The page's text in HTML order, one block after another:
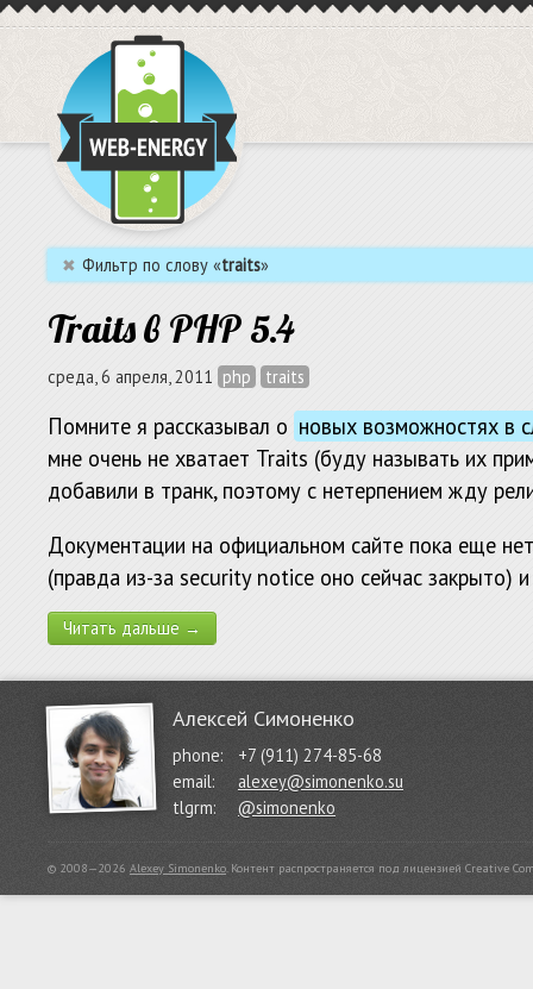
✖ Фильтр по слову «traits»
Traits в PHP 5.4
среда, 6 апреля, 2011 php traits
Помните я рассказывал о новых возможностях в
мне очень не хватает Traits (буду называть их
добавили в транк, поэтому с нетерпением жду
Документации на официальном сайте пока еще
(правда из-за security notice оно сейчас закрыто)
Читать дальше →
Алексей Симоненко
phone:
+7 (911) 274-85-68
email:
alexey@simonenko.su
tlgrm:
@simonenko
© 2008—2026 Alexey Simonenko. Контент распространяется под лицензией Creative